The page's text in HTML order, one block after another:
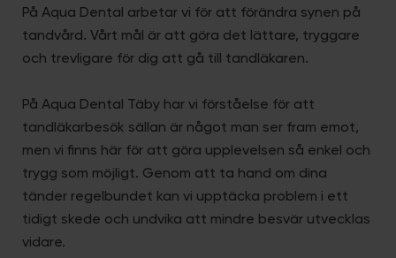
På Aqua Dental arbetar vi för att förändra synen på
tandvård. Vårt mål är att göra det lättare, tryggare
och trevligare för dig att gå till tandläkaren.
På Aqua Dental Täby har vi förståelse för att
tandläkarbesök sällan är något man ser fram emot,
men vi finns här för att göra upplevelsen så enkel och
trygg som möjligt. Genom att ta hand om dina
tänder regelbundet kan vi upptäcka problem i ett
tidigt skede och undvika att mindre besvär utvecklas
vidare.